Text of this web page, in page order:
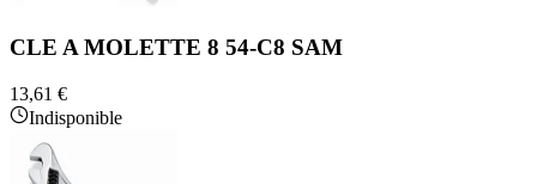
CLE A MOLETTE 8 54-C8 SAM
13,61 €
Indisponible